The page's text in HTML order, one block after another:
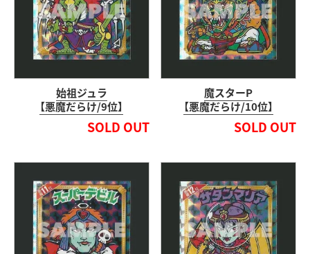
始祖ジュラ
【悪魔だらけ/9位】
SOLD OUT
魔スターP
【悪魔だらけ/10位】
SOLD OUT